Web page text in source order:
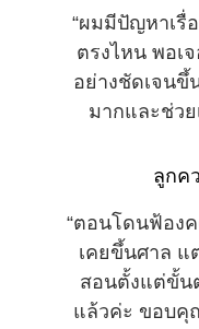
“ผมมีปัญหาเรื่
ตรงไหน พอเ
อย่างชัดเจน
มากและช่ว
ลูกค
“ตอนโดนฟ้อง
เคยขึ้นศาล แ
สอนตั้งแต่ขั้น
แล้วค่ะ ขอบ